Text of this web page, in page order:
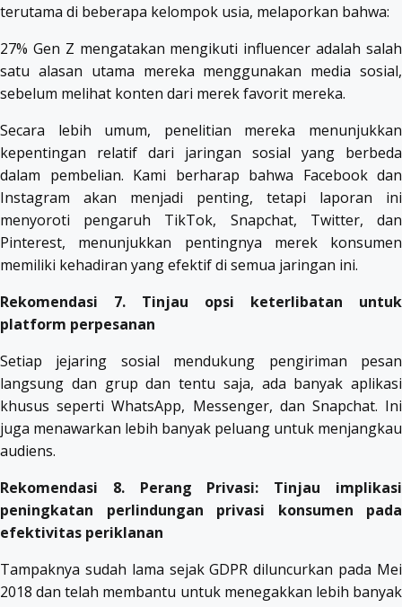
terutama di beberapa kelompok usia, melaporkan bahwa:
27% Gen Z mengatakan mengikuti influencer adalah salah
satu alasan utama mereka menggunakan media sosial,
sebelum melihat konten dari merek favorit mereka.
Secara lebih umum, penelitian mereka menunjukkan
kepentingan relatif dari jaringan sosial yang berbeda
dalam pembelian. Kami berharap bahwa Facebook dan
Instagram akan menjadi penting, tetapi laporan ini
menyoroti pengaruh TikTok, Snapchat, Twitter, dan
Pinterest, menunjukkan pentingnya merek konsumen
memiliki kehadiran yang efektif di semua jaringan ini.
Rekomendasi 7. Tinjau opsi keterlibatan untuk
platform perpesanan
Setiap jejaring sosial mendukung pengiriman pesan
langsung dan grup dan tentu saja, ada banyak aplikasi
khusus seperti WhatsApp, Messenger, dan Snapchat. Ini
juga menawarkan lebih banyak peluang untuk menjangkau
audiens.
Rekomendasi 8. Perang Privasi: Tinjau implikasi
peningkatan perlindungan privasi konsumen pada
efektivitas periklanan
Tampaknya sudah lama sejak GDPR diluncurkan pada Mei
2018 dan telah membantu untuk menegakkan lebih banyak